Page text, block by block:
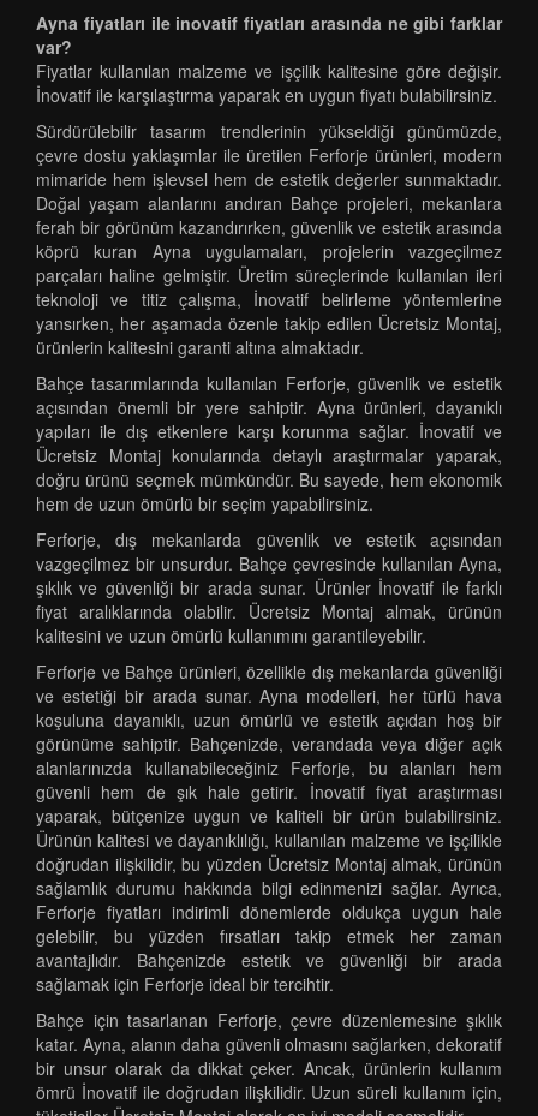
Ayna fiyatları ile inovatif fiyatları arasında ne gibi farklar
var?
Fiyatlar kullanılan malzeme ve işçilik kalitesine göre değişir.
İnovatif ile karşılaştırma yaparak en uygun fiyatı bulabilirsiniz.
Sürdürülebilir tasarım trendlerinin yükseldiği günümüzde,
çevre dostu yaklaşımlar ile üretilen Ferforje ürünleri, modern
mimaride hem işlevsel hem de estetik değerler sunmaktadır.
Doğal yaşam alanlarını andıran Bahçe projeleri, mekanlara
ferah bir görünüm kazandırırken, güvenlik ve estetik arasında
köprü kuran Ayna uygulamaları, projelerin vazgeçilmez
parçaları haline gelmiştir. Üretim süreçlerinde kullanılan ileri
teknoloji ve titiz çalışma, İnovatif belirleme yöntemlerine
yansırken, her aşamada özenle takip edilen Ücretsiz Montaj,
ürünlerin kalitesini garanti altına almaktadır.
Bahçe tasarımlarında kullanılan Ferforje, güvenlik ve estetik
açısından önemli bir yere sahiptir. Ayna ürünleri, dayanıklı
yapıları ile dış etkenlere karşı korunma sağlar. İnovatif ve
Ücretsiz Montaj konularında detaylı araştırmalar yaparak,
doğru ürünü seçmek mümkündür. Bu sayede, hem ekonomik
hem de uzun ömürlü bir seçim yapabilirsiniz.
Ferforje, dış mekanlarda güvenlik ve estetik açısından
vazgeçilmez bir unsurdur. Bahçe çevresinde kullanılan Ayna,
şıklık ve güvenliği bir arada sunar. Ürünler İnovatif ile farklı
fiyat aralıklarında olabilir. Ücretsiz Montaj almak, ürünün
kalitesini ve uzun ömürlü kullanımını garantileyebilir.
Ferforje ve Bahçe ürünleri, özellikle dış mekanlarda güvenliği
ve estetiği bir arada sunar. Ayna modelleri, her türlü hava
koşuluna dayanıklı, uzun ömürlü ve estetik açıdan hoş bir
görünüme sahiptir. Bahçenizde, verandada veya diğer açık
alanlarınızda kullanabileceğiniz Ferforje, bu alanları hem
güvenli hem de şık hale getirir. İnovatif fiyat araştırması
yaparak, bütçenize uygun ve kaliteli bir ürün bulabilirsiniz.
Ürünün kalitesi ve dayanıklılığı, kullanılan malzeme ve işçilikle
doğrudan ilişkilidir, bu yüzden Ücretsiz Montaj almak, ürünün
sağlamlık durumu hakkında bilgi edinmenizi sağlar. Ayrıca,
Ferforje fiyatları indirimli dönemlerde oldukça uygun hale
gelebilir, bu yüzden fırsatları takip etmek her zaman
avantajlıdır. Bahçenizde estetik ve güvenliği bir arada
sağlamak için Ferforje ideal bir tercihtir.
Bahçe için tasarlanan Ferforje, çevre düzenlemesine şıklık
katar. Ayna, alanın daha güvenli olmasını sağlarken, dekoratif
bir unsur olarak da dikkat çeker. Ancak, ürünlerin kullanım
ömrü İnovatif ile doğrudan ilişkilidir. Uzun süreli kullanım için,